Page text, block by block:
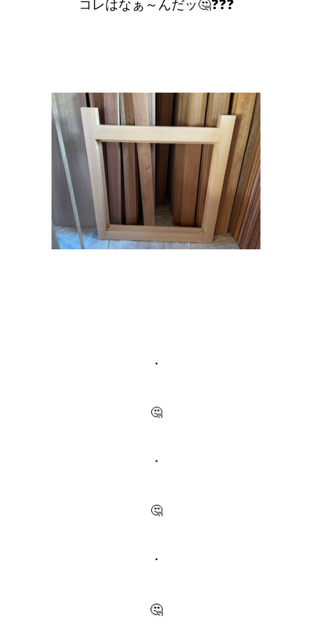
コレはなぁ～んだッ🤔❓❓❓
・
🤔
・
🤔
・
🤔